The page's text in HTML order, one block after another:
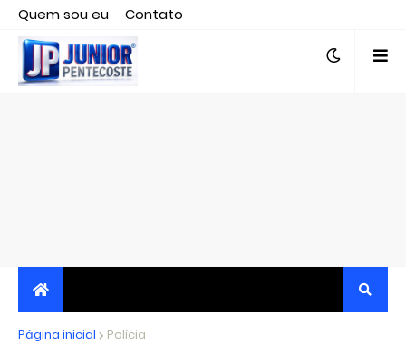
Quem sou eu
Contato
Editor responsável, jornalista Clovis Almeida.
JORNALISMO INDEPENDENTE, TRANSPARENTE E
Página inicial Polícia